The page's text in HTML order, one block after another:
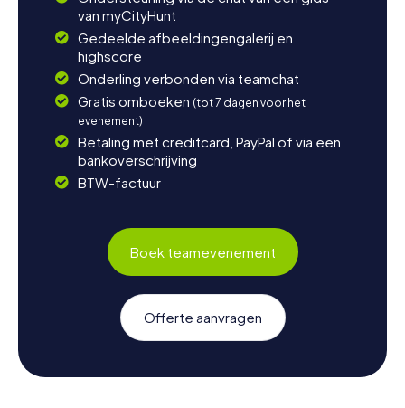
van myCityHunt
Gedeelde afbeeldingengalerij en
highscore
Onderling verbonden via teamchat
Gratis omboeken (tot 7 dagen voor het
evenement)
Betaling met creditcard, PayPal of via een
bankoverschrijving
BTW-factuur
Boek teamevenement
Offerte aanvragen